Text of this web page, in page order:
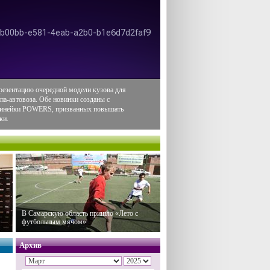
очередной модели кузова для
автовоза. Обе новинки созданы с
POWERS, призванных повышать
В Самарскую область пришло «Лето с
футбольным мячом»
Архив